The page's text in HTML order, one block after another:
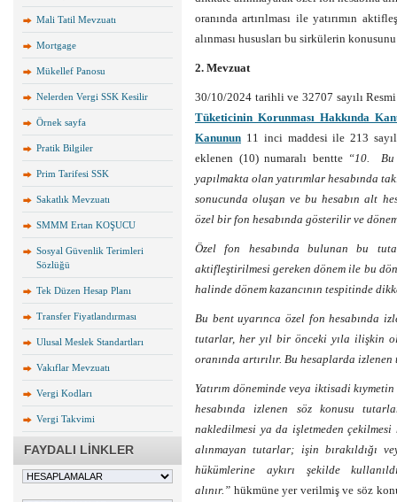
Mali Tatil Mevzuatı
Mortgage
Mükellef Panosu
Nelerden Vergi SSK Kesilir
Örnek sayfa
Pratik Bilgiler
Prim Tarifesi SSK
Sakatlık Mevzuatı
SMMM Ertan KOŞUCU
Sosyal Güvenlik Terimleri
Sözlüğü
Tek Düzen Hesap Planı
Transfer Fiyatlandırması
Ulusal Meslek Standartları
Vakıflar Mevzuatı
Vergi Kodları
Vergi Takvimi
FAYDALI LİNKLER
oranında artırılması ile yatırımın
alınması hususları bu sirkülerin
2. Mevzuat
30/10/2024 tarihli ve 32707 sayılı
Tüketicinin Korunması Hakkında
Kanunun 11 inci maddesi ile 213
eklenen (10) numaralı bentte “10. Bu
yapılmakta olan yatırımlar hesabında
sonucunda oluşan ve bu hesabın alt
özel bir fon hesabında gösterilir ve
Özel fon hesabında bulunan bu
aktifleştirilmesi gereken dönem ile bu
halinde dönem kazancının tespitinde
Bu bent uyarınca özel fon hesabında
tutarlar, her yıl bir önceki yıla ilişkin
oranında artırılır. Bu hesaplarda
Yatırım döneminde veya iktisadi
hesabında izlenen söz konusu
nakledilmesi ya da işletmeden
alınmayan tutarlar; işin bırakıldığı
hükümlerine aykırı şekilde
alınır.” hükmüne yer verilmiş ve söz